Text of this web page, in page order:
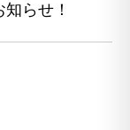
らせ！